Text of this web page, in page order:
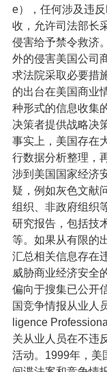
e），任何涉及违
收，允许司法部长
侵害给予禁令救济
外的侵害美国公司
求法院采取必要措
的出台在美国商业
种形式的信息收集
决策者提供战略决
事实上，美国存在
行数据分析整理，
涉到美国国家经济
疑，例如灰色文献
组织、非政府组织
研究报告，包括技
等。如果从有限的
汇总相关信息存在
威胁商业经济安全
偏向于搜集已公开
国竞争情报从业人
ligence
关从业人员在不违
活动。1999年，美